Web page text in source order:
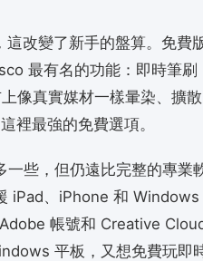
改變了新手的盤算。免費
最有名的功能：即時筆刷
像真實媒材一樣暈染、擴散
裡最強的免費選項。
些，但仍遠比完整的專業
iPad、iPhone 和 Windows
帳號和 Creative
平板，又想免費玩即